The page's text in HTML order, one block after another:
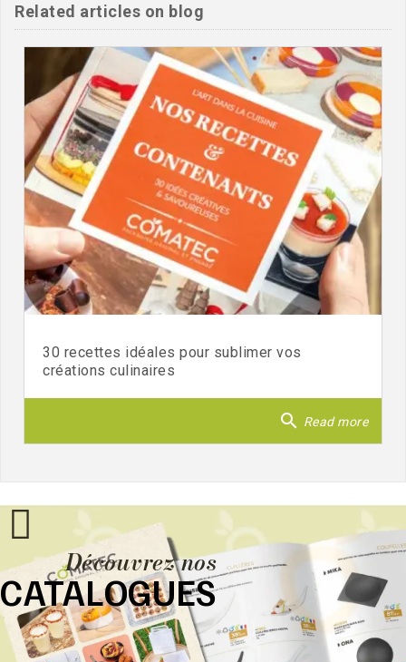
Related articles on blog
30 recettes idéales pour sublimer vos
créations culinaires
search Read more
Découvrez nos
CATALOGUES